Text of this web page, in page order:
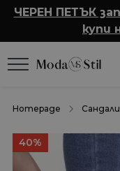
ЧЕРЕН ПЕТЪК
купи
Homepage Сандали
40%